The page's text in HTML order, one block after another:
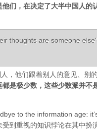
们，在决定了大半中国人的
thoughts are someone
，他们跟着别人的意见、别
是极少数，这些少数派并不
to the information age:
到重视的知识悖论在其中扮